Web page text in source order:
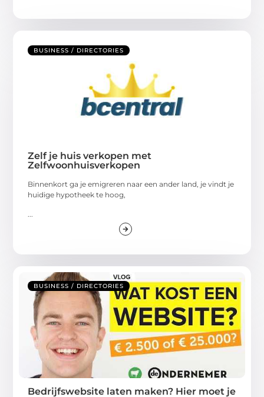
BUSINESS / DIRECTORIES
Zelf je huis verkopen met
Zelfwoonhuisverkopen
Binnenkort ga je emigreren naar een ander land, je vindt je
huidige hypotheek te hoog,
BUSINESS / DIRECTORIES
Bedrijfswebsite laten maken? Hier moet je